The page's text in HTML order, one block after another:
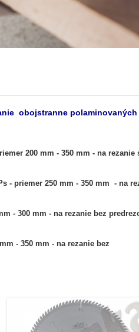
obojstranne polaminovaných
200 mm - 350 mm - na rezanie
- priemer 250 mm - 350 mm
- na
- 300 mm - na rezanie bez
- 350 mm - na rezanie bez